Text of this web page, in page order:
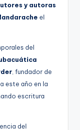
y autoras
el
del
, fundador de
este año en la
escritura
del